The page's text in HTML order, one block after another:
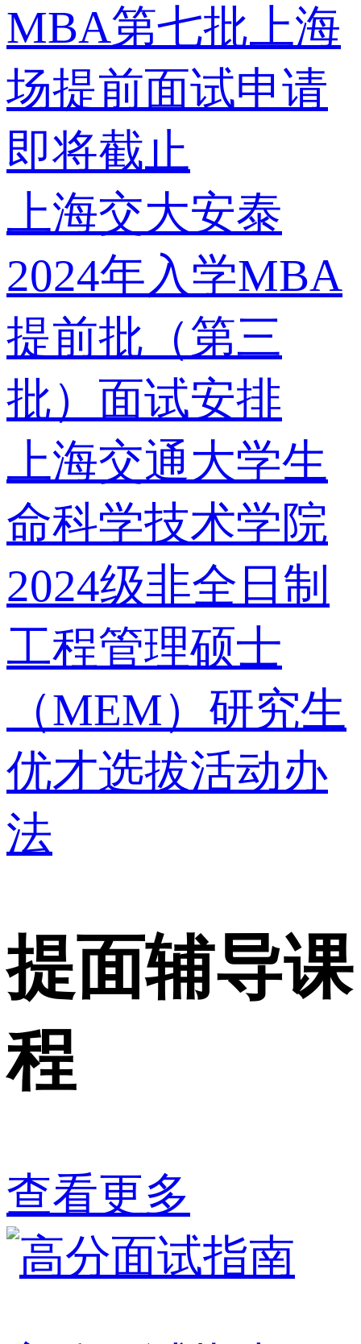
MBA第七批上海
场提前面试申请
即将截止
上海交大安泰
2024年入学MBA
提前批（第三
批）面试安排
上海交通大学生
命科学技术学院
2024级非全日制
工程管理硕士
（MEM）研究生
优才选拔活动办
法
提面辅导课
程
查看更多